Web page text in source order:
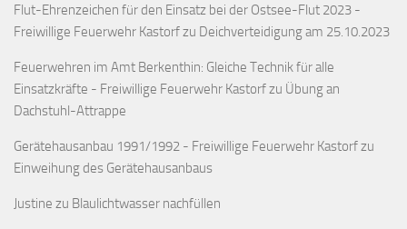
Flut-Ehrenzeichen für den Einsatz bei der Ostsee-Flut 2023 -
Freiwillige Feuerwehr Kastorfzu Deichverteidigung am 25.10.2023
Feuerwehren im Amt Berkenthin: Gleiche Technik für alle
Einsatzkräfte - Freiwillige Feuerwehr Kastorfzu Übung an
Dachstuhl-Attrappe
Gerätehausanbau 1991/1992 - Freiwillige Feuerwehr Kastorfzu
Einweihung des Gerätehausanbaus
Justine zu Blaulichtwasser nachfüllen